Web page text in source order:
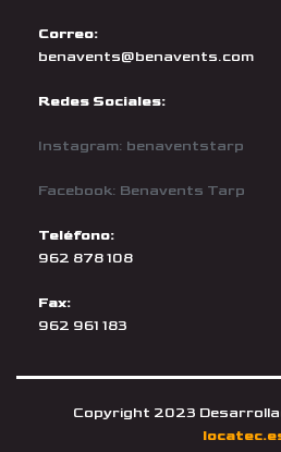
Correo:
benavents@benavents.com
Redes Sociales:
Instagram: benaventstarp
Facebook: Benavents Tarp
Teléfono:
962 878 108
Fax:
962 961 183
Copyright 2023